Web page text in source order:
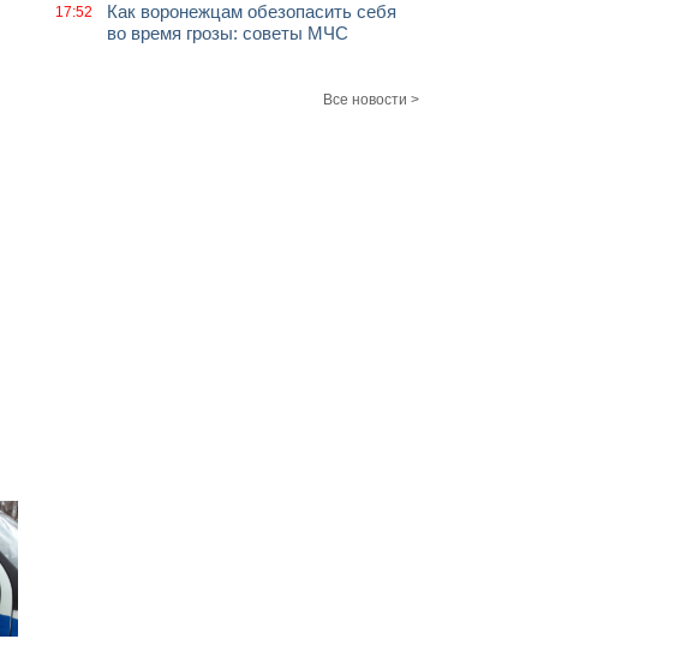
17:52
Как воронежцам обезопасить себя
во время грозы: советы МЧС
Все новости >